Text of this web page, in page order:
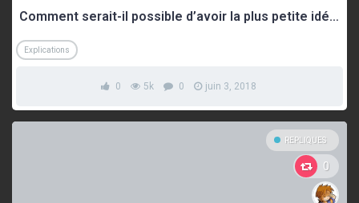
Comment serait-il possible d’avoir la plus petite idée de ce qui va se passer ?
Explications
0 5k 0 juin 3, 2018
REPLIQUES
0